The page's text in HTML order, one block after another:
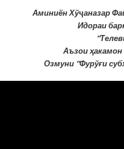
Аминиён Хўҷаназар
Идораи
Аъзои
Озмуни “Фурўғи